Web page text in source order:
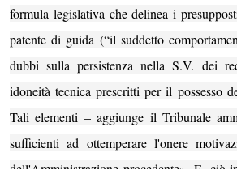
formula legislativa che delinea i
patente di guida (“il suddetto
dubbi sulla persistenza nella S.V. dei
idoneità tecnica prescritti per il possesso
Tali elementi – aggiunge il Tribunale
sufficienti ad ottemperare l'onere